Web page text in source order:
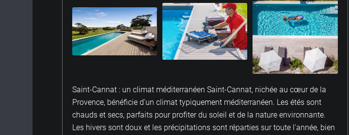
Saint-Cannat : un climat méditerranéen Saint-Cannat, nichée au cœur de la
Provence, bénéficie d'un climat typiquement méditerranéen. Les étés sont
chauds et secs, parfaits pour profiter du soleil et de la nature environnante.
Les hivers sont doux et les précipitations sont réparties sur toute l'année, bien